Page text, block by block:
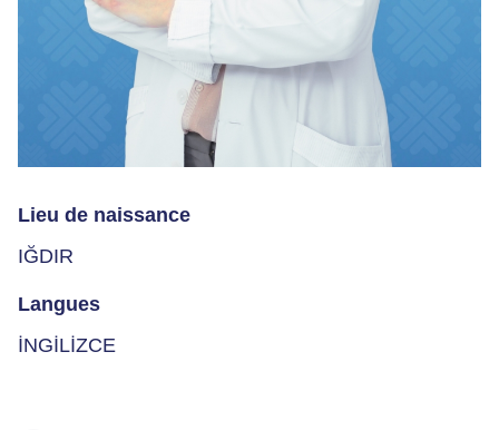
Lieu de naissance
IĞDIR
Langues
İNGİLİZCE